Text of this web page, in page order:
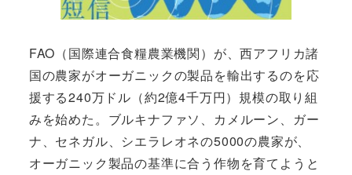
FAO（国際連合食糧農業機関）が、西アフリカ諸
国の農家がオーガニックの製品を輸出するのを応
援する240万ドル（約2億4千万円）規模の取り組
みを始めた。ブルキナファソ、カメルーン、ガー
ナ、セネガル、シエラレオネの5000の農家が、
オーガニック製品の基準に合う作物を育てようと